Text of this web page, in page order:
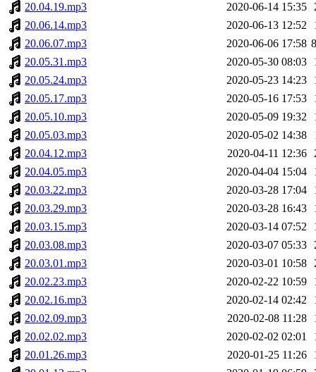
20.04.19.mp3
2020-06-14 15:35
20.06.14.mp3
2020-06-13 12:52
20.06.07.mp3
2020-06-06 17:58
20.05.31.mp3
2020-05-30 08:03
20.05.24.mp3
2020-05-23 14:23
20.05.17.mp3
2020-05-16 17:53
20.05.10.mp3
2020-05-09 19:32
20.05.03.mp3
2020-05-02 14:38
20.04.12.mp3
2020-04-11 12:36
20.04.05.mp3
2020-04-04 15:04
20.03.22.mp3
2020-03-28 17:04
20.03.29.mp3
2020-03-28 16:43
20.03.15.mp3
2020-03-14 07:52
20.03.08.mp3
2020-03-07 05:33
20.03.01.mp3
2020-03-01 10:58
20.02.23.mp3
2020-02-22 10:59
20.02.16.mp3
2020-02-14 02:42
20.02.09.mp3
2020-02-08 11:28
20.02.02.mp3
2020-02-02 02:01
20.01.26.mp3
2020-01-25 11:26